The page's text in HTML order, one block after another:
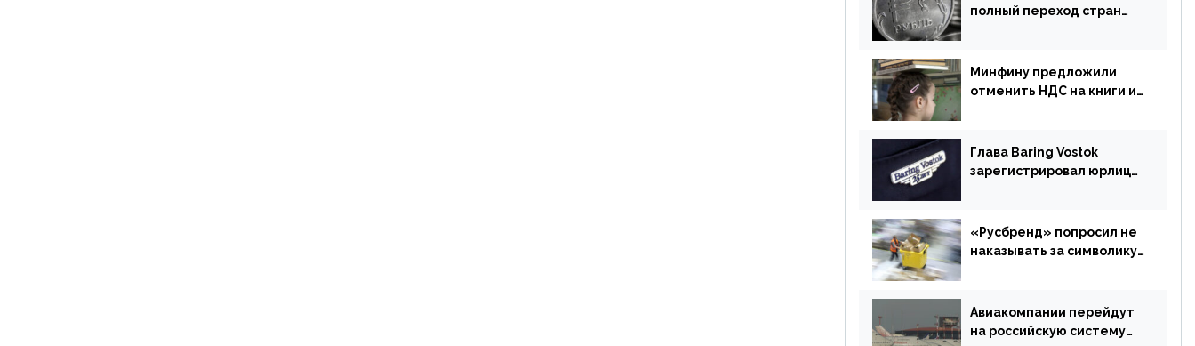
полный переход стран
Минфину предложили
отменить НДС на книги и
Глава Baring Vostok
зарегистрировал юрлицо
«Русбренд» попросил не
наказывать за символику
Авиакомпании перейдут
на российскую систему